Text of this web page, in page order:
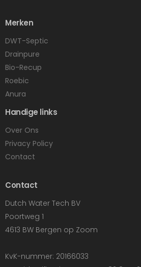
Merken
DWT-Septic
Drainpure
Bio-Recup
Roebic
Anura
Handige links
Over Ons
Privacy Policy
Contact
Contact
Dutch Water Tech BV
Poortweg 1
4613 BW Bergen op Zoom
KvK-nummer: 20166033